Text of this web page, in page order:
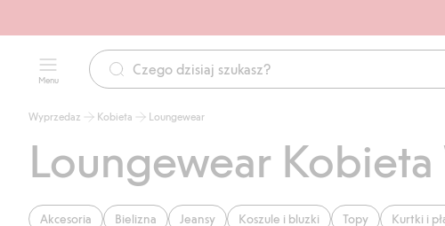
Menu
Wyprzedaz Kobieta Loungewear
Loungewear
Akcesoria Bielizna Jeansy Koszule i bluzki Topy Kurtki i